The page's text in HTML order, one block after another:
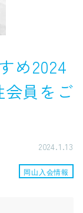
め2024
会員をご
2024.1.13
岡山入会情報